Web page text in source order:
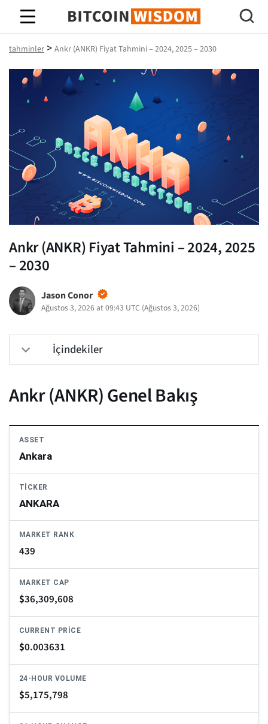
Bitcoin Bilgeliği
tahminler > Ankr (ANKR) Fiyat Tahmini – 2024, 2025 – 2030
Ankr (ANKR) Fiyat Tahmini – 2024, 2025
– 2030
Jason Conor
Ağustos 3, 2026 at 09:43 UTC (Ağustos 3, 2026)
İçindekiler
Ankr (ANKR) Genel Bakış
ASSET
Ankara
TICKER
ANKARA
MARKET RANK
439
MARKET CAP
$36,309,608
CURRENT PRICE
$0.003631
24-HOUR VOLUME
$5,175,798